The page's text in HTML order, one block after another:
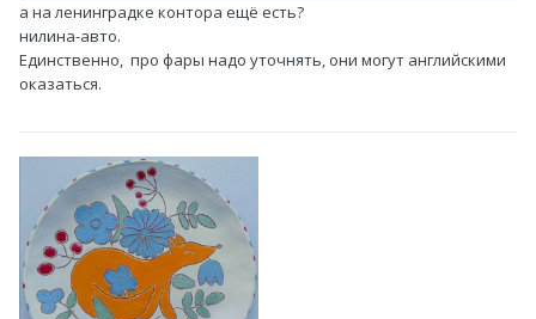
а на ленинградке контора ещё есть?
нилина-авто.
Единственно, про фары надо уточнять, они могут английскими
оказаться.